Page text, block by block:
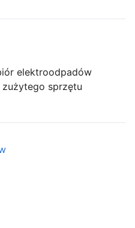
elektroodpadów
sprzętu